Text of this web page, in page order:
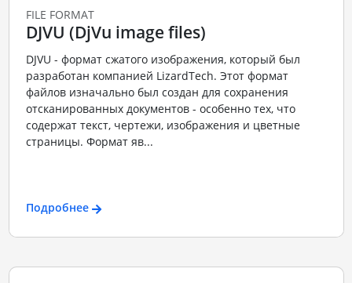
FILE FORMAT
DJVU (DjVu image files)
DJVU - формат сжатого изображения, который был
разработан компанией LizardTech. Этот формат
файлов изначально был создан для сохранения
отсканированных документов - особенно тех, что
содержат текст, чертежи, изображения и цветные
страницы. Формат яв...
Подробнее